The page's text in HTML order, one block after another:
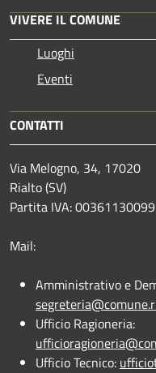
VIVERE IL COMUNE
Luoghi
Eventi
CONTATTI
Via Melogno, 34, 17020
Rialto (SV)
Partita IVA: 00361130099
Mail:
Amministrativo e
Ufficio Ragioneria:
Ufficio Tecnico: